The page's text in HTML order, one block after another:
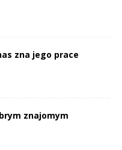
zna jego prace
znajomym